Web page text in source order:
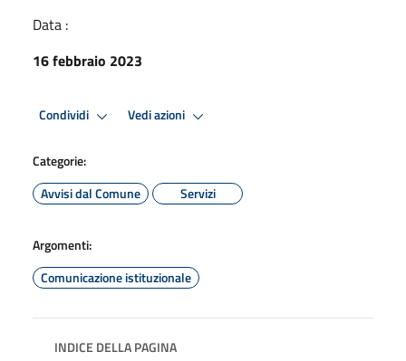
Data :
16 febbraio 2023
Condividi Vedi azioni
Categorie:
Avvisi dal Comune
Servizi
Argomenti:
Comunicazione istituzionale
INDICE DELLA PAGINA